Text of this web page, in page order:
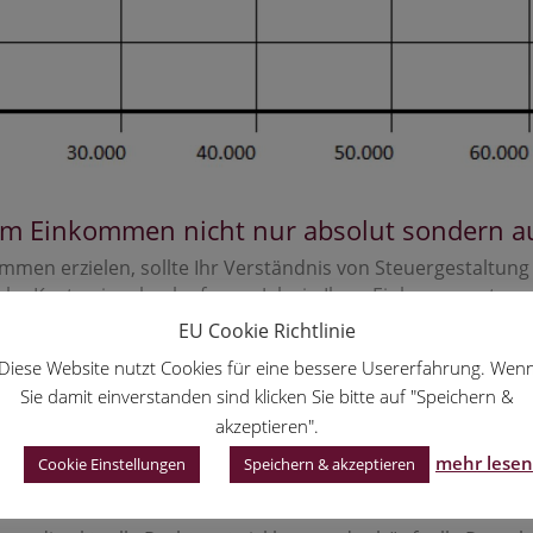
Einkommen nicht nur absolut sondern
erzielen, sollte Ihr Verständnis von
Kosten im abgelaufenem Jahr in Ihrer
Überlegungen die folgenden zwei
einkommensteuerlichen Spitzensteuersatz versteuern
so zu beeinflussen, dass Sie bei einer
EU Cookie Richtlinie
Diese Website nutzt Cookies für eine bessere Usererfahrung.
Sie damit einverstanden sind klicken Sie bitte auf "Speichern &
akzeptieren".
Cookie Einstellungen Speichern & akzeptieren mehr lesen